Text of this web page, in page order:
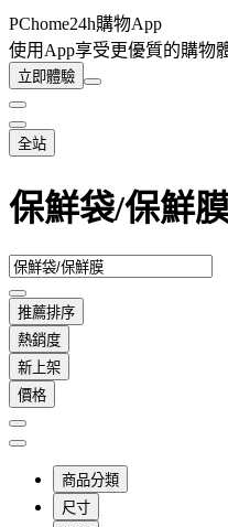
PChome24h購物App
使用App享受更優質的購物
立即體驗
全站
保鮮袋/保鮮
推薦排序
熱銷度
新上架
價格
商品分類
尺寸